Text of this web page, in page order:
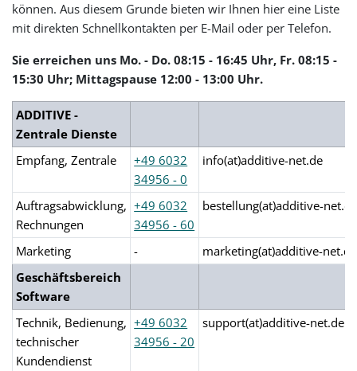
können. Aus diesem Grunde bieten wir Ihnen hier eine Liste
mit direkten Schnellkontakten per E-Mail oder per Telefon.
Sie erreichen uns Mo. - Do. 08:15 - 16:45 Uhr, Fr. 08:15 -
15:30 Uhr; Mittagspause 12:00 - 13:00 Uhr.
ADDITIVE -
Zentrale Dienste
Empfang, Zentrale
+49 6032
34956 - 0
info(at)additive-net.de
Auftragsabwicklung,
Rechnungen
+49 6032
34956 - 60
bestellung(at)additive-
Marketing -
marketing(at)additive-net.de
Geschäftsbereich
Software
Technik, Bedienung,
technischer
Kundendienst
+49 6032
34956 - 20
support(at)additive-net.de